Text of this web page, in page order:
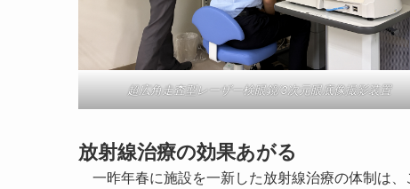
超広角走査型レーザー検眼鏡/3次元眼底像撮影装置
放射線治療の効果あがる
一昨年春に施設を一新した放射線治療の体制は